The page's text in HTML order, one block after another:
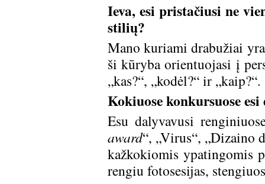
Ieva, esi pristačiusi ne
stilių?
Mano kuriami drabužiai
ši kūryba orientuojasi į
„kas?“, „kodėl?“ ir „kaip?“.
Kokiuose konkursuose
Esu dalyvavusi
award“, „Virus“, „Dizaino
kažkokiomis ypatingomis
rengiu fotosesijas,